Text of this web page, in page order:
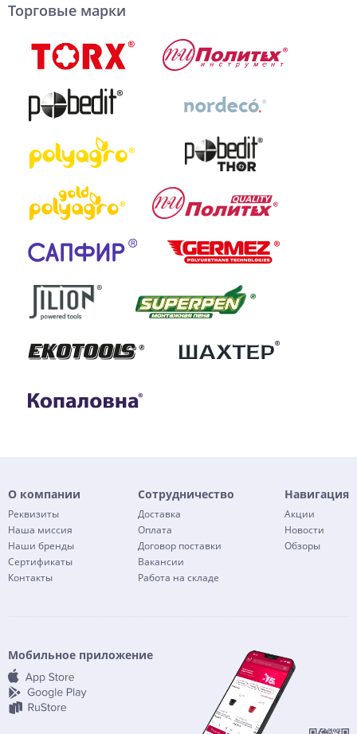
Торговые марки
О компании
Реквизиты
Наша миссия
Наши бренды
Сертификаты
Контакты
Сотрудничество
Доставка
Оплата
Договор поставки
Вакансии
Работа на складе
Навигация
Акции
Новости
Обзоры
Мобильное приложение